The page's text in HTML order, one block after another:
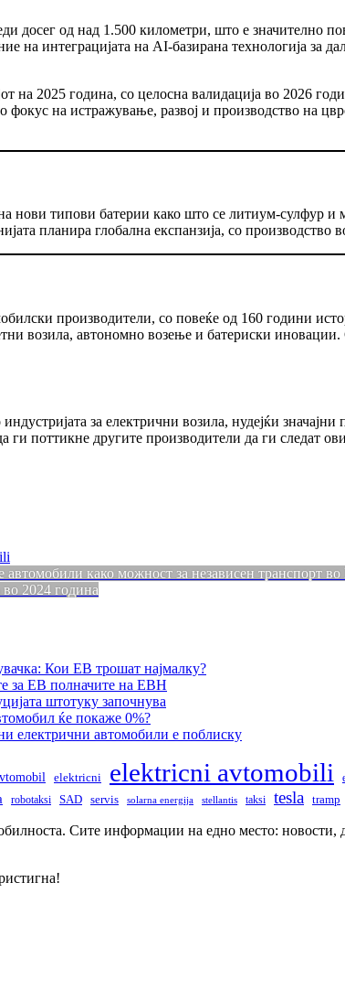
досег од над 1.500 километри, што е значително
на интеграцијата на AI-базирана технологија за
на 2025 година, со целосна валидација во 2026
на истражување, развој и производство на
нови типови батерии како што се литиум-сулфур и
планира глобална експанзија, со производство
производители, со повеќе од 160 години
возила, автономно возење и батериски
за електрични возила, нудејќи
ги поттикне другите производители да ги следат
како можност за независен транспорт
2024 година
Кои ЕВ трошат најмалку?
за ЕВ полначите на ЕВН
штотуку започнува
ќе покаже 0%?
електрични автомобили е поблиску
elektricni elektricni avtomobili
robotaksi SAD servis solarna energija stellantis taksi tesla tramp
Сите информации на едно место: